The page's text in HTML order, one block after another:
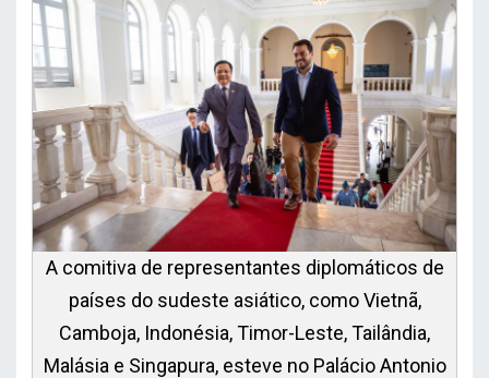
A comitiva de representantes diplomáticos de
países do sudeste asiático, como Vietnã,
Camboja, Indonésia, Timor-Leste, Tailândia,
Malásia e Singapura, esteve no Palácio Antonio